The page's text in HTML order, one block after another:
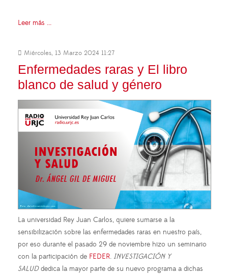
Leer más ...
Miércoles, 13 Marzo 2024 11:27
Enfermedades raras y El libro
blanco de salud y género
La universidad Rey Juan Carlos, quiere sumarse a la
sensibilización sobre las enfermedades raras en nuestro país,
por eso durante el pasado 29 de noviembre hizo un seminario
con la participación de FEDER. INVESTIGACIÓN Y
SALUDdedica la mayor parte de su nuevo programa a dichas